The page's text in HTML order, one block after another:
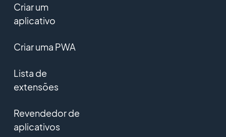
Criar um
aplicativo
Criar uma PWA
Lista de
extensões
Revendedor de
aplicativos